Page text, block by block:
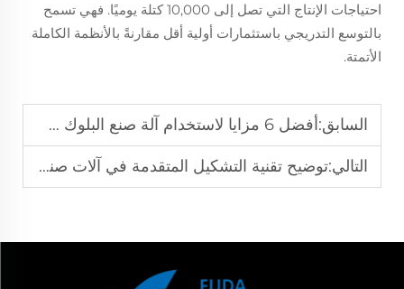
احتياجات الإنتاج التي تصل إلى 10,000 كتلة يوميًا. فهي تسمح
بالتوسع التدريجي باستثمارات أولية أقل مقارنةً بالأنظمة الكاملة
الأتمتة.
السابق:أفضل 6 مزايا لاستخدام آلة صنع البلوك شبه الأوتوماتيكية
التالي:توضيح تقنية التشكيل المتقدمة في آلات صنع البلوكات شبه الأوتوماتيكية